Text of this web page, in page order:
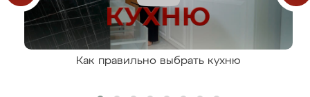
Как правильно выбрать кухню